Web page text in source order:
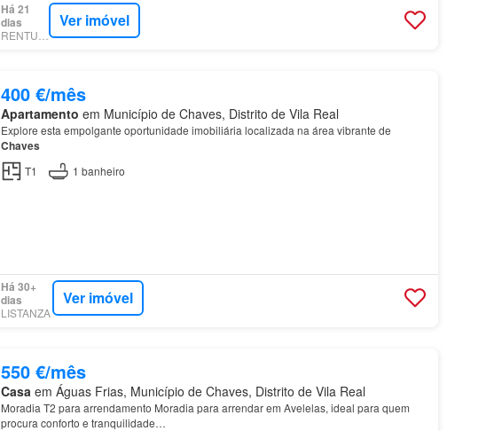
Há 21
dias
Ver imóvel
400 €/mês
Apartamento em Município de Chaves, Distrito de Vila Real
Explore esta empolgante oportunidade imobiliária localizada na área vibrante de
Chaves
T1 1 banheiro
Há 30+
dias
LISTANZA
Ver imóvel
550 €/mês
Casa em Águas Frias, Município de Chaves, Distrito de Vila Real
Moradia T2 para arrendamento Moradia para arrendar em Avelelas, ideal para quem
procura conforto e tranquilidade…